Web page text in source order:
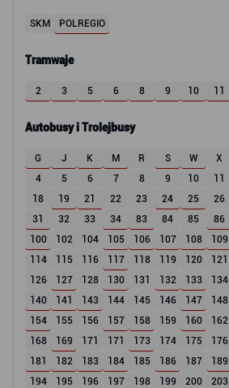
SKM POLREGIO
Tramwaje
2 3 5 6 8 9 10 11
Autobusy i Trolejbusy
G J K M R S W X
4
5 6 7 8 9 10 11
18
19 21 22 23 24 25 26
31
32 33 34 83 84 85 86
100
102 104 105 106 107 108 109
114
115 116 117 118 119 120 121
126
127 128 130 131 132 133 134
140
141 143 144 145 146 147 148
154
155 156 157 158 159 160 162
168
169 171 171 173 174 175 176
181
182 183 184 185 186 187 189
194
195 196 197 198 199 200 203